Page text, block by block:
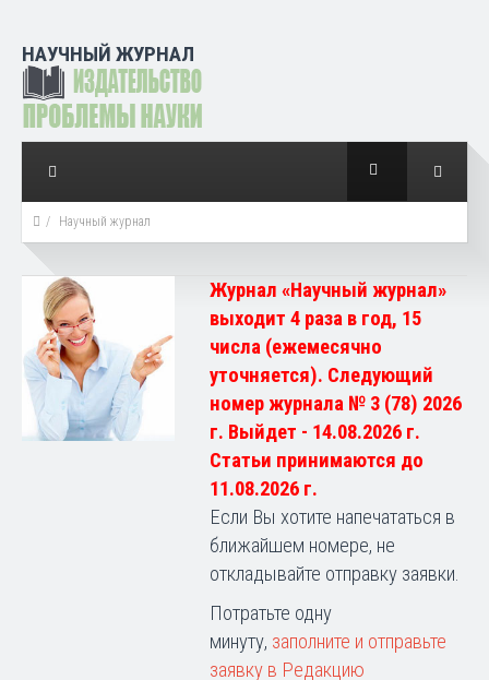
НАУЧНЫЙ ЖУРНАЛ
Научный журнал
Журнал «Научный журнал»
выходит 4 раза в год, 15
числа (ежемесячно
уточняется). Следующий
номер журнала № 3 (78) 2026
г. Выйдет - 14.08.2026 г.
Статьи принимаются до
11.08.2026 г.
Если Вы хотите напечататься в
ближайшем номере, не
откладывайте отправку заявки.
Потратьте одну
минуту, заполните и отправьте
заявку в Редакцию